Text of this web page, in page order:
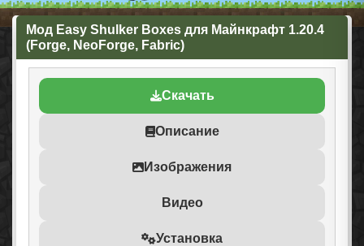
Мод Easy Shulker Boxes для Майнкрафт 1.20.4
(Forge, NeoForge, Fabric)
Скачать
Описание
Изображения
Видео
Установка